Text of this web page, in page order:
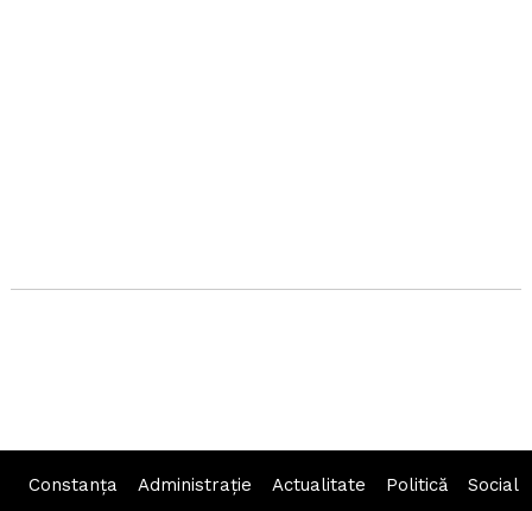
Constanța Administraţie Actualitate Politică
Social